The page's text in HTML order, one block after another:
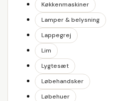
Køkkenmaskiner
Lamper & belysning
Lappegrej
Lim
Lygtesæt
Løbehandsker
Løbehuer